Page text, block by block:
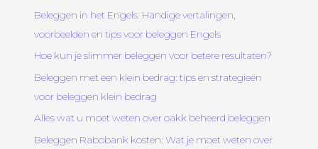
Beleggen in het Engels: Handige vertalingen,
voorbeelden en tips voor beleggen Engels
Hoe kun je slimmer beleggen voor betere resultaten?
Beleggen met een klein bedrag: tips en strategieën
voor beleggen klein bedrag
Alles wat u moet weten over oakk beheerd beleggen
Beleggen Rabobank kosten: Wat je moet weten over